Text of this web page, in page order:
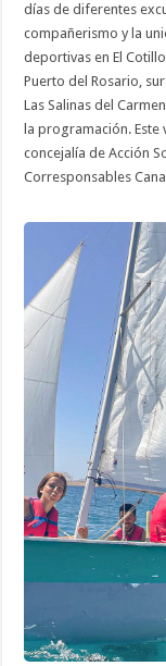
días de diferentes
compañerismo y la
deportivas en El
Puerto del Rosario,
Las Salinas del
la programación.
concejalía de Acción
Corresponsables